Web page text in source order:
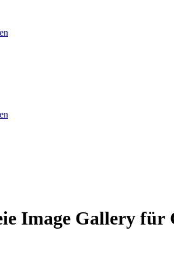
Image Gallery für